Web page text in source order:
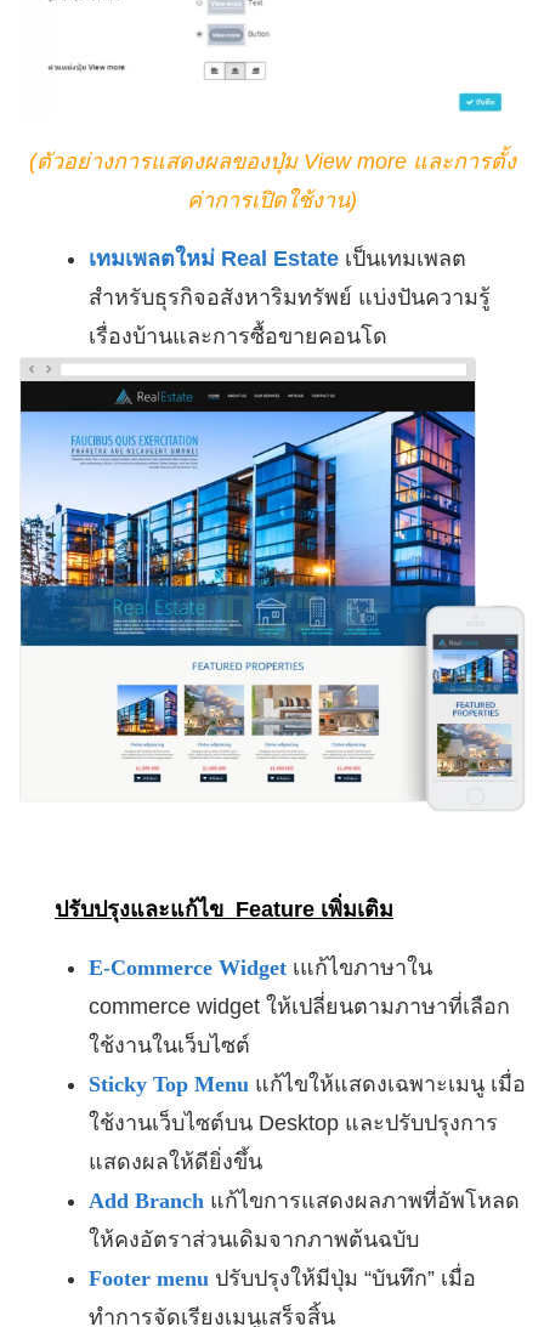
(ตัวอย่างการแสดงผลของปุ่ม View more และการตั้ง
ค่าการเปิดใช้งาน)
เทมเพลตใหม่ Real Estate เป็นเทมเพลต
สำหรับธุรกิจอสังหาริมทรัพย์ แบ่งปันความรู้
เรื่องบ้านและการซื้อขายคอนโด
ปรับปรุงและแก้ไข Feature เพิ่มเติม
E-Commerce Widget เแก้ไขภาษาใน
commerce widget ให้เปลี่ยนตามภาษาที่เลือก
ใช้งานในเว็บไซต์
Sticky Top Menu แก้ไขให้แสดงเฉพาะเมนู เมื่อ
ใช้งานเว็บไซต์บน Desktop และปรับปรุงการ
แสดงผลให้ดียิ่งขึ้น
Add Branch แก้ไขการแสดงผลภาพที่อัพโหลด
ให้คงอัตราส่วนเดิมจากภาพต้นฉบับ
Footer menu ปรับปรุงให้มีปุ่ม “บันทึก” เมื่อ
ทำการจัดเรียงเมนูเสร็จสิ้น